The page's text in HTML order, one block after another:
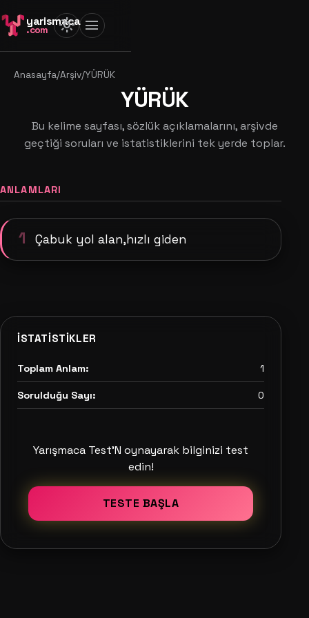
yarismaca
.com light_mode menu
Anasayfa/Arşiv/YÜRÜK
YÜRÜK
Bu kelime sayfası, sözlük açıklamalarını, arşivde
geçtiği soruları ve istatistiklerini tek yerde toplar.
ANLAMLARI
1 Çabuk yol alan,hızlı giden
İSTATISTIKLER
Toplam Anlam: 1
Sorulduğu Sayı: 0
Yarışmaca Test'N oynayarak bilginizi test
edin!
TESTE BAŞLA